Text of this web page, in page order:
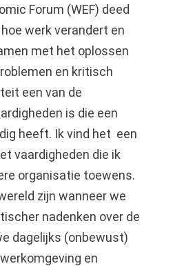
Forum (WEF) deed
werk verandert en
met het oplossen
en kritisch
een van de
is die een
heeft. Ik vind het een
vaardigheden die ik
organisatie toewens.
zijn wanneer we
nadenken over de
dagelijks (onbewust)
en